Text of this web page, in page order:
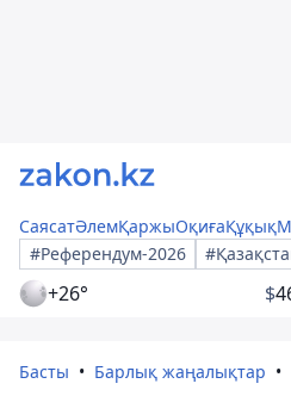
СаясатӘлемҚаржыОқиғаҚұқық
#Референдум-2026
+26° $
Басты Барлық жаңалықтар